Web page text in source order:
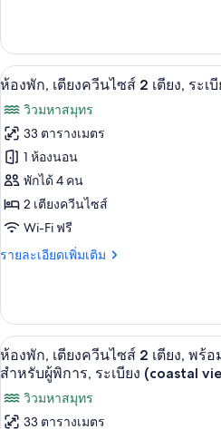
ทะเล
(Roll-
in
Shower)
ผู้
พิการ,
ริม
(Roll-
in
Shower)
ไซส์
2
เตียง
เกี่ยว
กับ
ห้อง
เตียง
ควีน
ไซส์
2
เตียง
เปิด
ภาพถ่าย
ทั้งหมด
ของ
ห้อง
พัก,
เตียง
ควีน
2
เตียง,
ระเบียง
(coastal
view)
เ
7
ห้องพัก, เตียงควีนไซส์ 2 เตียง, ระเ
วิวมหาสมุทร
33 ตารางเมตร
1 ห้องนอน
พักได้ 4 คน
2 เตียงควีนไซส์
Wi-Fi ฟรี
รายละเอียดเพิ่มเติม
ราย
เกี่ยว
กับ
ห้อง
พัก,
ควีน
ไซส์
เปิด
ภาพถ่าย
ทั้งหมด
เค
7
ห้องพัก, เตียงควีนไซส์ 2 เตียง, พร้
สำหรับผู้พิการ, ระเบียง (coastal
วิวมหาสมุทร
33 ตารางเมตร